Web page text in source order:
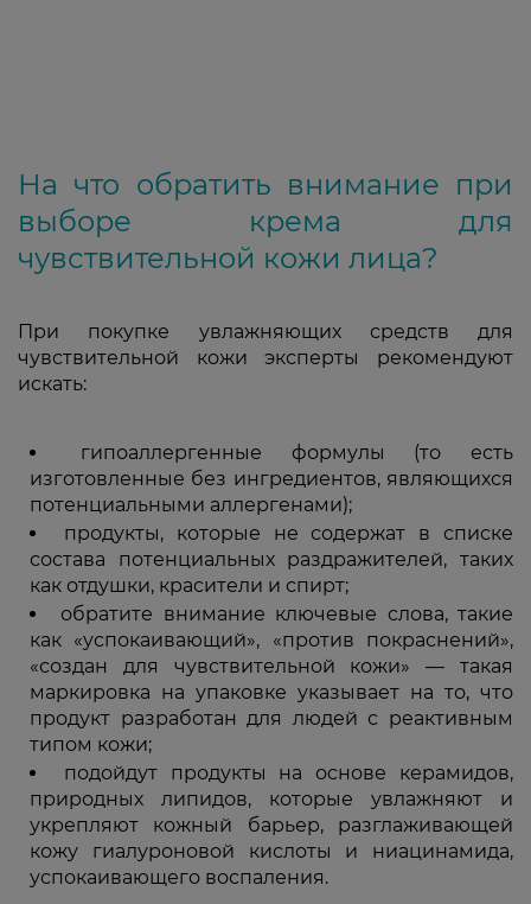
На что обратить внимание при
выборе крема для
чувствительной кожи лица?
При покупке увлажняющих средств для
чувствительной кожи эксперты рекомендуют
искать:
гипоаллергенные формулы (то есть
изготовленные без ингредиентов, являющихся
потенциальными аллергенами);
продукты, которые не содержат в списке
состава потенциальных раздражителей, таких
как отдушки, красители и спирт;
обратите внимание ключевые слова, такие
как «успокаивающий», «против покраснений»,
«создан для чувствительной кожи» — такая
маркировка на упаковке указывает на то, что
продукт разработан для людей с реактивным
типом кожи;
подойдут продукты на основе керамидов,
природных липидов, которые увлажняют и
укрепляют кожный барьер, разглаживающей
кожу гиалуроновой кислоты и ниацинамида,
успокаивающего воспаления.